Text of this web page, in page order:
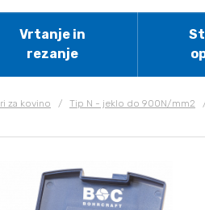
Vrtanje in
rezanje
za kovino / Tip N - jeklo do 900N/mm2